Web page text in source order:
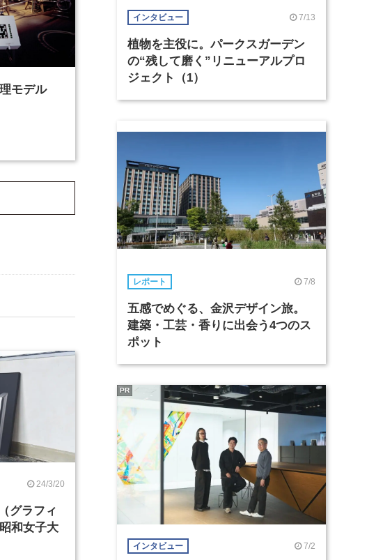
モデル
24/3/20
グラフィ
和女子大
インタビュー 7/13
植物を主役に。パークスガーデン
の“残して磨く”リニューアルプロ
ジェクト（1）
レポート 7/8
五感でめぐる、金沢デザイン旅。
建築・工芸・香りに出会う4つのス
ポット
インタビュー 7/2
PR